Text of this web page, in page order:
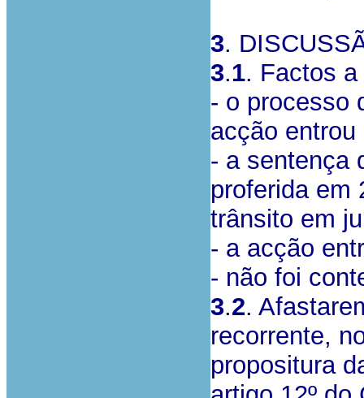
3.
3.1. Factos
- o processo
acção
- a sentença
proferida em
trânsito em
- a acção
- não foi
3.2.
recorrente,
propositura